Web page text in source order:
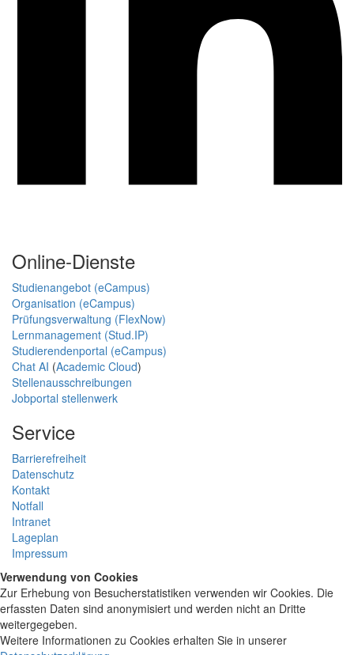
Online-Dienste
Studienangebot (eCampus)
Organisation (eCampus)
Prüfungsverwaltung (FlexNow)
Lernmanagement (Stud.IP)
Studierendenportal (eCampus)
Chat AI (Academic Cloud)
Stellenausschreibungen
Jobportal stellenwerk
Service
Barrierefreiheit
Datenschutz
Kontakt
Notfall
Intranet
Lageplan
Impressum
Verwendung von Cookies
Zur Erhebung von Besucherstatistiken verwenden wir Cookies. Die
erfassten Daten sind anonymisiert und werden nicht an Dritte
weitergegeben.
Weitere Informationen zu Cookies erhalten Sie in unserer